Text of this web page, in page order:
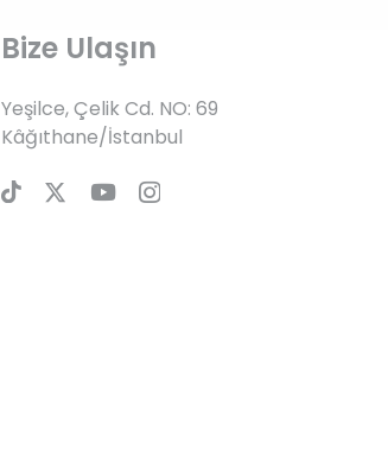
Bize Ulaşın
Yeşilce, Çelik Cd. NO: 69
Kâğıthane/İstanbul